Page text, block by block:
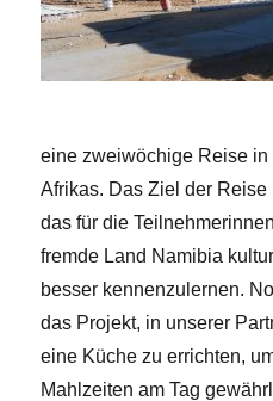
eine zweiwöchige Reise in
Afrikas. Das Ziel der
das für die
fremde Land Namibia
besser kennenzulernen.
das Projekt, in unserer
eine Küche zu errichten,
Mahlzeiten am Tag